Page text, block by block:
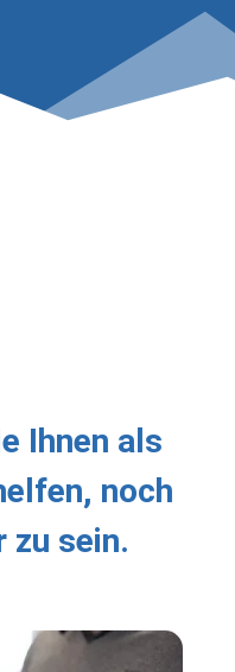
Ihnen als
noch
sein.